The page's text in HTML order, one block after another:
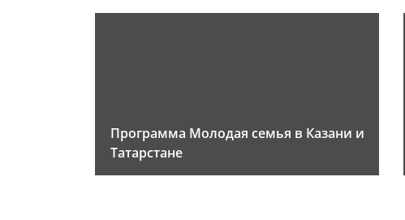
Программа Молодая семья в Казани и
Татарстане